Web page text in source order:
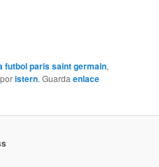
futbol paris saint germain,
istern. Guardaenlace